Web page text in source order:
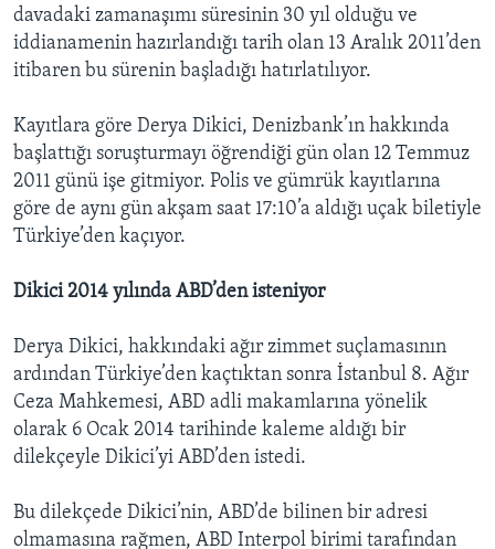
davadaki zamanaşımı süresinin 30 yıl olduğu ve
iddianamenin hazırlandığı tarih olan 13 Aralık 2011’den
itibaren bu sürenin başladığı hatırlatılıyor.
Kayıtlara göre Derya Dikici, Denizbank’ın hakkında
başlattığı soruşturmayı öğrendiği gün olan 12 Temmuz
2011 günü işe gitmiyor. Polis ve gümrük kayıtlarına
göre de aynı gün akşam saat 17:10’a aldığı uçak biletiyle
Türkiye’den kaçıyor.
Dikici 2014 yılında ABD’den isteniyor
Derya Dikici, hakkındaki ağır zimmet suçlamasının
ardından Türkiye’den kaçtıktan sonra İstanbul 8. Ağır
Ceza Mahkemesi, ABD adli makamlarına yönelik
olarak 6 Ocak 2014 tarihinde kaleme aldığı bir
dilekçeyle Dikici’yi ABD’den istedi.
Bu dilekçede Dikici’nin, ABD’de bilinen bir adresi
olmamasına rağmen, ABD Interpol birimi tarafından